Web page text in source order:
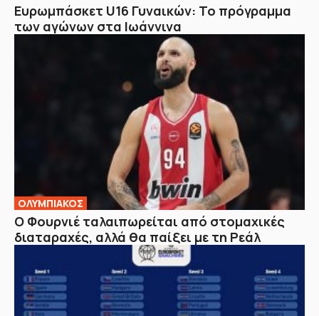
Ευρωμπάσκετ U16 Γυναικών: Το πρόγραμμα
των αγώνων στα Ιωάννινα
ΟΛΥΜΠΙΑΚΟΣ
Ο Φουρνιέ ταλαιπωρείται από στομαχικές
διαταραχές, αλλά θα παίξει με τη Ρεάλ